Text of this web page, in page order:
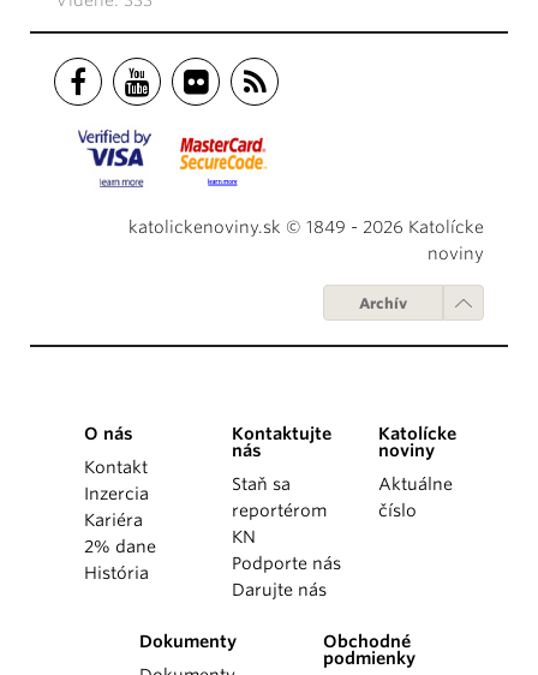
katolickenoviny.sk © 1849 - 2026 Katolícke
noviny
Archív
O nás
Kontakt
Inzercia
Kariéra
2% dane
História
Kontaktujte
nás
Staň sa
reportérom
KN
Podporte nás
Darujte nás
Katolícke
noviny
Aktuálne
číslo
Dokumenty
Obchodné
podmienky